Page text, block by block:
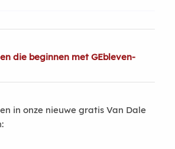
die beginnen met GEbleven-
in onze nieuwe gratis Van Dale